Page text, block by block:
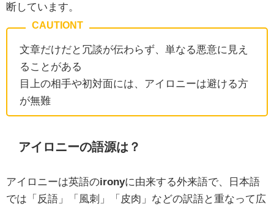
断しています。
文章だけだと冗談が伝わらず、単なる悪意に見え
ることがある
目上の相手や初対面には、アイロニーは避ける方
が無難
アイロニーの語源は？
アイロニーは英語のironyに由来する外来語で、日本語
では「反語」「風刺」「皮肉」などの訳語と重なって広